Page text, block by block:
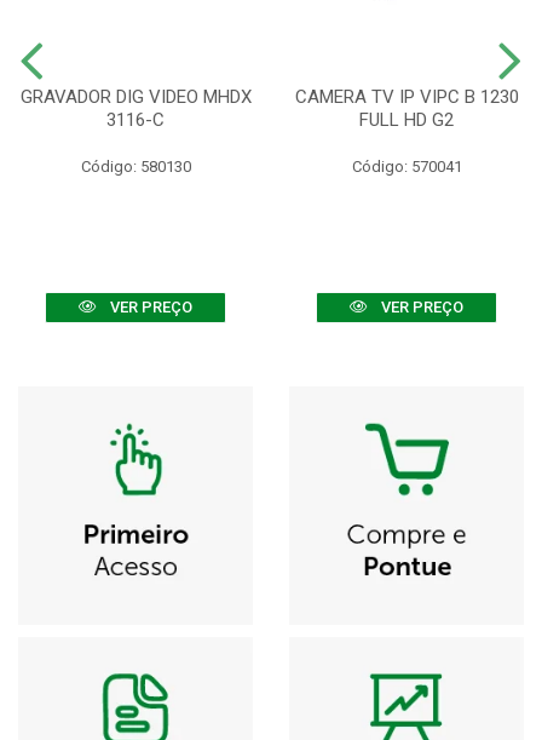
GRAVADOR DIG VIDEO MHDX
3116-C
Código: 580130
VER PREÇO
CAMERA TV IP VIPC B 1230
FULL HD G2
Código: 570041
VER PREÇO